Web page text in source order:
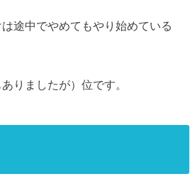
途中でやめてもやり始めている
りましたが）位です。